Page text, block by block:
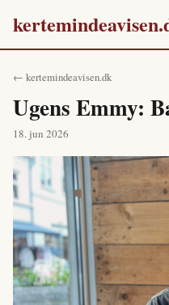
← kertemindeavisen.dk
Ugens Emmy:
18. jun 2026